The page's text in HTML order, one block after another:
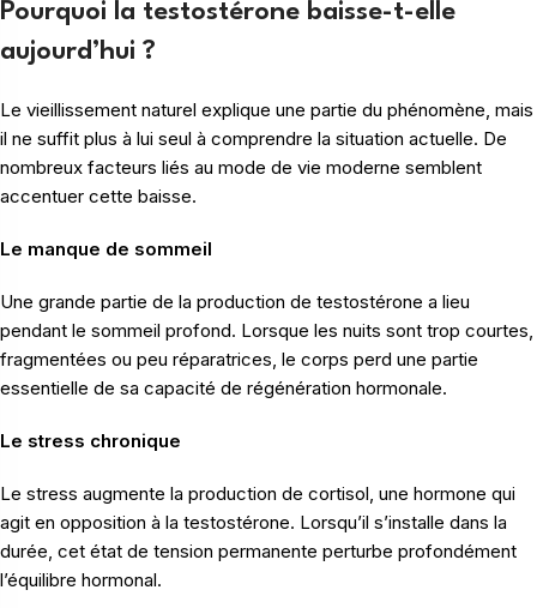
Pourquoi la testostérone baisse-t-elle
aujourd’hui ?
Le vieillissement naturel explique une partie du phénomène, mais
il ne suffit plus à lui seul à comprendre la situation actuelle. De
nombreux facteurs liés au mode de vie moderne semblent
accentuer cette baisse.
Le manque de sommeil
Une grande partie de la production de testostérone a lieu
pendant le sommeil profond. Lorsque les nuits sont trop courtes,
fragmentées ou peu réparatrices, le corps perd une partie
essentielle de sa capacité de régénération hormonale.
Le stress chronique
Le stress augmente la production de cortisol, une hormone qui
agit en opposition à la testostérone. Lorsqu’il s’installe dans la
durée, cet état de tension permanente perturbe profondément
l’équilibre hormonal.